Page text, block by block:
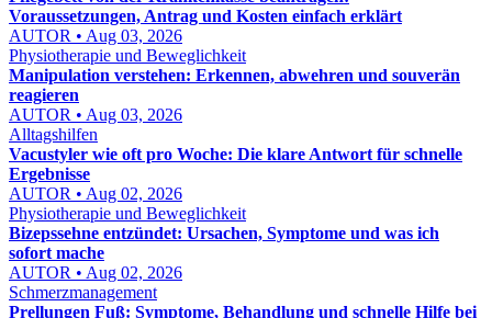
Voraussetzungen, Antrag und Kosten einfach erklärt
AUTOR • Aug 03, 2026
Physiotherapie und Beweglichkeit
Manipulation verstehen: Erkennen, abwehren und souverän
reagieren
AUTOR • Aug 03, 2026
Alltagshilfen
Vacustyler wie oft pro Woche: Die klare Antwort für schnelle
Ergebnisse
AUTOR • Aug 02, 2026
Physiotherapie und Beweglichkeit
Bizepssehne entzündet: Ursachen, Symptome und was ich
sofort mache
AUTOR • Aug 02, 2026
Schmerzmanagement
Prellungen Fuß: Symptome, Behandlung und schnelle Hilfe bei